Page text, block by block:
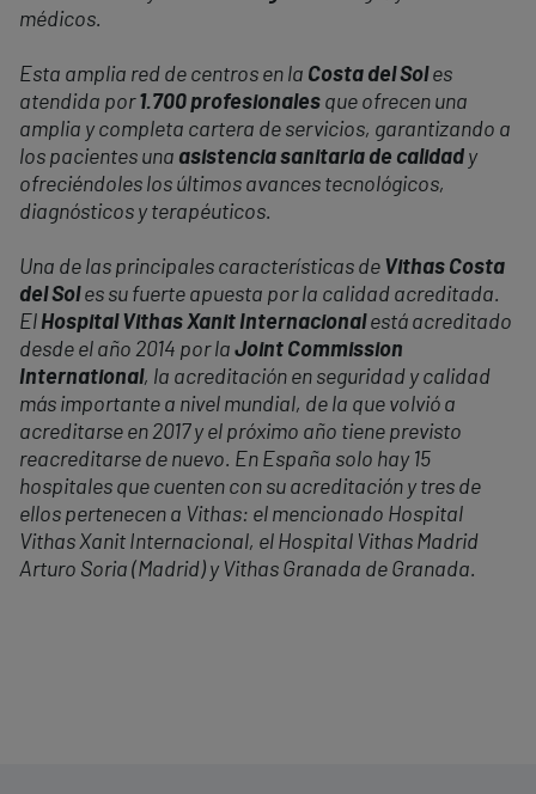
médicos.
Esta amplia red de centros en la Costa del Soles
atendida por1.700 profesionales que ofrecen una
amplia y completa cartera de servicios, garantizando a
los pacientes una asistencia sanitaria de calidad y
ofreciéndoles los últimos avances tecnológicos,
diagnósticos y terapéuticos.
Una de las principales características de Vithas Costa
del Soles su fuerte apuesta por la calidad acreditada.
El Hospital Vithas Xanit Internacionalestá acreditado
desde el año 2014 por la Joint Commission
International, la acreditación en seguridad y calidad
más importante a nivel mundial, de la que volvió a
acreditarse en 2017 y el próximo año tiene previsto
reacreditarse de nuevo. En España solo hay 15
hospitales que cuenten con su acreditación y tres de
ellos pertenecen a Vithas: el mencionado Hospital
Vithas Xanit Internacional, el Hospital Vithas Madrid
Arturo Soria (Madrid) y Vithas Granada de Granada.